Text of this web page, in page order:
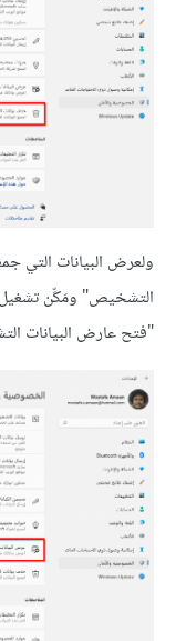
ولعرض البيانات التي
التشخيص" ومَكِّن تشغيل
"فتح عارض البيانات